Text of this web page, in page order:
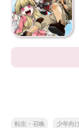
転生・召喚 少年向